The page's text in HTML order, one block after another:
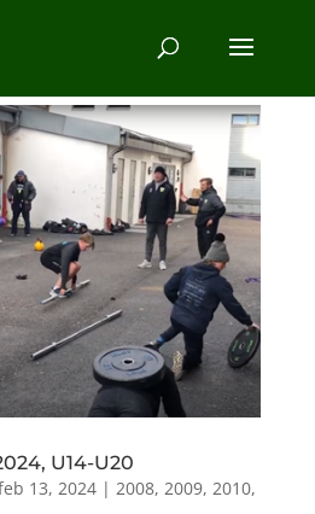
U14-U20
13, 2024| 2008, 2009, 2010,